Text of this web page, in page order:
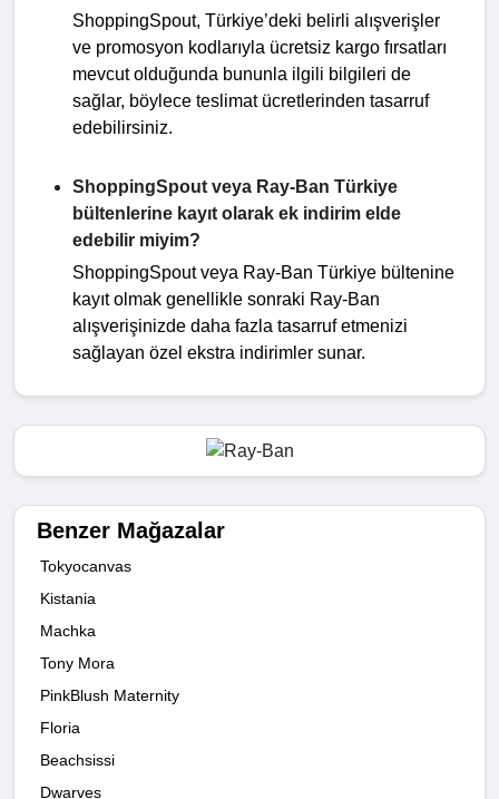
ShoppingSpout, Türkiye’deki belirli alışverişler
ve promosyon kodlarıyla ücretsiz kargo fırsatları
mevcut olduğunda bununla ilgili bilgileri de
sağlar, böylece teslimat ücretlerinden tasarruf
edebilirsiniz.
ShoppingSpout veya Ray-Ban Türkiye
bültenlerine kayıt olarak ek indirim elde
edebilir miyim?
ShoppingSpout veya Ray-Ban Türkiye bültenine
kayıt olmak genellikle sonraki Ray-Ban
alışverişinizde daha fazla tasarruf etmenizi
sağlayan özel ekstra indirimler sunar.
Benzer Mağazalar
Tokyocanvas
Kistania
Machka
Tony Mora
PinkBlush Maternity
Floria
Beachsissi
Dwarves